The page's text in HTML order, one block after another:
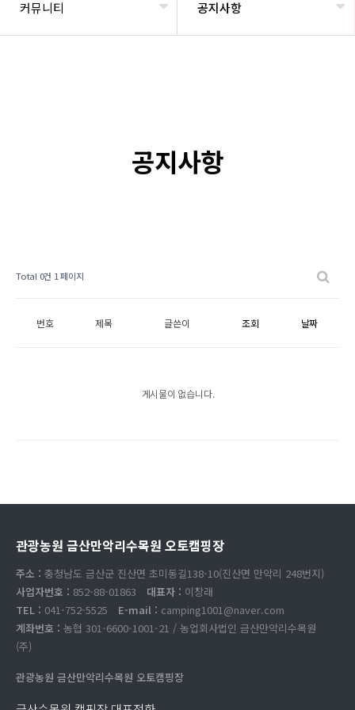
커뮤니티 공지사항
공지사항
Total 0건 1 페이지
번호 제목 글쓴이 조회 날짜
게시물이 없습니다.
관광농원 금산만악리수목원 오토캠핑장
주소 : 충청남도 금산군 진산면 초미동길138-10(진산면 만악리 248번지)
사업자번호 : 852-88-01863 대표자 : 이창래
TEL : 041-752-5525 E-mail : camping1001@naver.com
계좌번호 : 농협 301-6600-1001-21 / 농업회사법인 금산만악리수목원
(주)
관광농원 금산만악리수목원 오토캠핑장